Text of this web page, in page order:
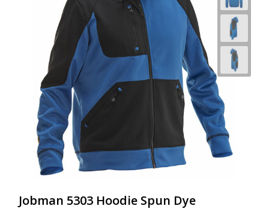
Jobman 5303 Hoodie Spun Dye